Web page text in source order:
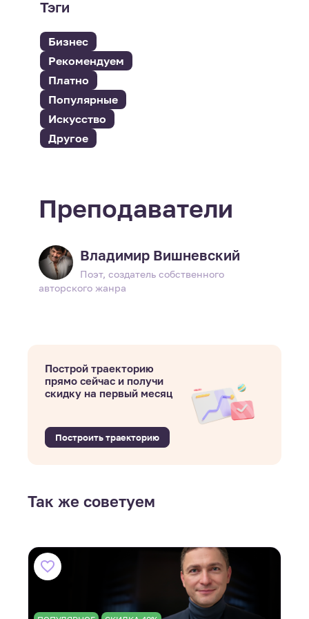
Тэги
Бизнес
Рекомендуем
Платно
Популярные
Искусство
Другое
Преподаватели
Владимир Вишневский
Поэт, создатель собственного
авторского жанра
Построй траекторию
прямо сейчас и получи
скидку на первый месяц
Построить траекторию
Так же советуем